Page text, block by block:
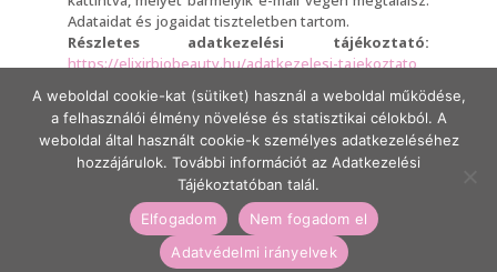
Adataidat és jogaidat tiszteletben tartom.
Részletes adatkezelési tájékoztató:
https://elixirbiobeauty.hu/adatkezelesi-tajekoztato
A Feliratkozásra kattintva elfogadod, hogy adataidat a
fent említett adatkezelési tájékoztató szerint fogom
kezelni.
Készítette:Beauty Marketing Experts
Creative Design
Elixír Bio Beauty minden jog fenntartva ©2021
A weboldal cookie-kat (sütiket) használ a weboldal működése,
a felhasználói élmény növelése és statisztikai célokból. A
weboldal által használt cookie-k személyes adatkezeléséhez
hozzájárulok. További információt az Adatkezelési
Tájékoztatóban talál.
Elfogadom
Nem fogadom el
Adatvédelmi irányelvek